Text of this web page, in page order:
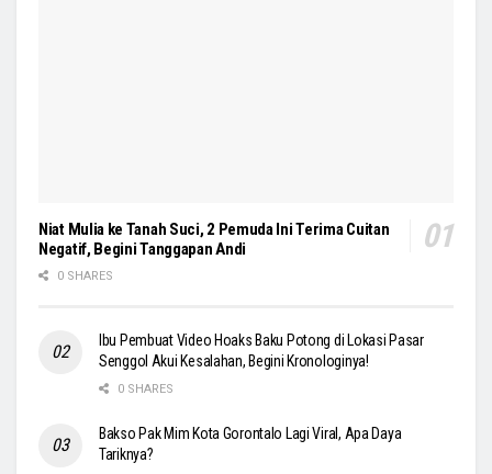
Niat Mulia ke Tanah Suci, 2 Pemuda Ini Terima Cuitan
Negatif, Begini Tanggapan Andi
0 SHARES
Ibu Pembuat Video Hoaks Baku Potong di Lokasi Pasar
Senggol Akui Kesalahan, Begini Kronologinya!
0 SHARES
Bakso Pak Mim Kota Gorontalo Lagi Viral, Apa Daya
Tariknya?